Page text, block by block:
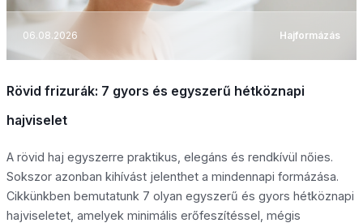
06.08.2026 Hajformázás
Rövid frizurák: 7 gyors és egyszerű hétköznapi
hajviselet
A rövid haj egyszerre praktikus, elegáns és rendkívül nőies.
Sokszor azonban kihívást jelenthet a mindennapi formázása.
Cikkünkben bemutatunk 7 olyan egyszerű és gyors hétköznapi
hajviseletet, amelyek minimális erőfeszítéssel, mégis